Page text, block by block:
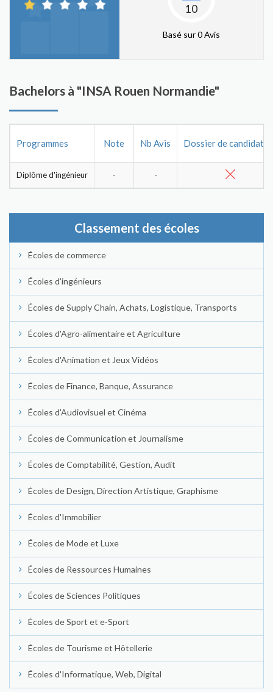
10
Basé sur 0 Avis
Bachelors à "INSA Rouen Normandie"
Programmes Note Nb Avis Dossier de
Diplôme d'ingénieur - -
Classement des écoles
Écoles de commerce
Écoles d'ingénieurs
Écoles de Supply Chain, Achats, Logistique, Transports
Écoles d'Agro-alimentaire et Agriculture
Écoles d'Animation et Jeux Vidéos
Écoles de Finance, Banque, Assurance
Écoles d'Audiovisuel et Cinéma
Écoles de Communication et Journalisme
Écoles de Comptabilité, Gestion, Audit
Écoles de Design, Direction Artistique, Graphisme
Écoles d'Immobilier
Écoles de Mode et Luxe
Écoles de Ressources Humaines
Écoles de Sciences Politiques
Écoles de Sport et e-Sport
Écoles de Tourisme et Hôtellerie
Écoles d'Informatique, Web, Digital